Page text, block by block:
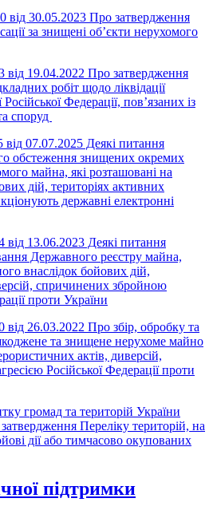
30.05.2023 Про затвердження
за знищені об’єкти нерухомого
від 19.04.2022 Про затвердження
робіт щодо ліквідації
Російської Федерації, пов’язаних із
споруд
07.07.2025 Деякі питання
обстеження знищених окремих
майна, які розташовані на
дій, територіях активних
державні електронні
13.06.2023 Деякі питання
Державного реєстру майна,
внаслідок бойових дій,
спричинених збройною
проти України
26.03.2022 Про збір, обробку та
та знищене нерухоме майно
актів, диверсій,
Російської Федерації проти
громад та територій України
Переліку територій, на
дії або тимчасово окупованих
підтримки